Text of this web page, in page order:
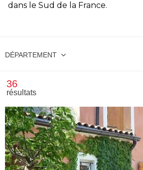
dans le Sud de la France.
DÉPARTEMENT
36
résultats